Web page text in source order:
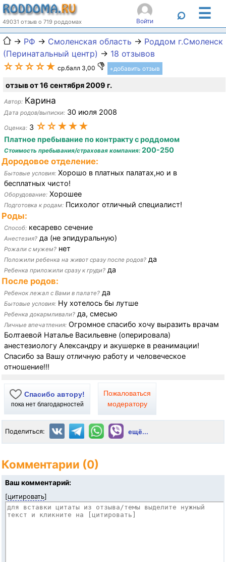
49031 отзыв о 719 роддомах Войти ⌕ ☰
→ РФ → Смоленская область → Роддом г.Смоленск
(Перинатальный центр) → 18 отзывов
☆☆☆☆★ ср.балл 3,00 +добавить отзыв
отзыв от 16 сентября 2009 г.
Автор: Карина
Дата родов/выписки: 30 июля 2008
Оценка: 3 ☆☆★★★
Платное пребывание по контракту с роддомом
Стоимость пребывания/страховая компания: 200-250
Дородовое отделение:
Бытовые условия: Хорошо в платных палатах,но и в
бесплатных чисто!
Оборудование: Хорошее
Подготовка к родам: Психолог отличный специалист!
Роды:
Способ: кесарево сечение
Анестезия? да (не эпидуральную)
Рожали с мужем? нет
Положили ребенка на живот сразу после родов? да
Ребенка приложили сразу к груди? да
После родов:
Ребенок лежал с Вами в палате? да
Бытовые условия: Ну хотелось бы лутше
Ребенка докармливали? да, смесью
Личные впечатления: Огромное спасибо хочу выразить врачам
Болтаевой Наталье Васильевне (оперировала)
анестезиологу Александру и акушерке в реанимации!
Спасибо за Вашу отличную работу и человеческое
отношение!!!
Спасибо автору!
пока нет благодарностей
Пожаловаться
модератору
Поделиться: ещё...
Комментарии (0)
Ваш комментарий:
[цитировать]